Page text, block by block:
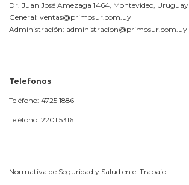
Dr. Juan José Amezaga 1464, Montevideo, Uruguay
General: ventas@primosur.com.uy
Administración: administracion@primosur.com.uy
Telefonos
Teléfono: 4725 1886
Teléfono: 2201 5316
Normativa de Seguridad y Salud en el Trabajo